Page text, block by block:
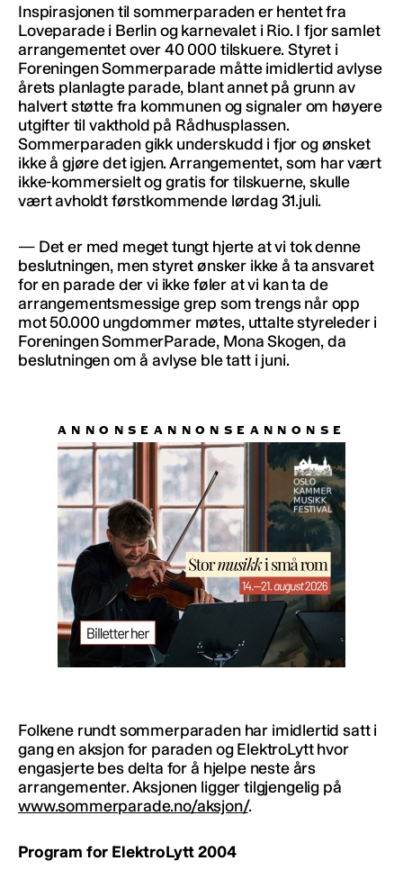
Inspirasjonen til sommerparaden er hentet fra
Loveparade i Berlin og karnevalet i Rio. I fjor samlet
arrangementet over 40 000 tilskuere. Styret i
Foreningen Sommerparade måtte imidlertid avlyse
årets planlagte parade, blant annet på grunn av
halvert støtte fra kommunen og signaler om høyere
utgifter til vakthold på Rådhusplassen.
Sommerparaden gikk underskudd i fjor og ønsket
ikke å gjøre det igjen. Arrangementet, som har vært
ikke-kommersielt og gratis for tilskuerne, skulle
vært avholdt førstkommende lørdag 31.juli.
— Det er med meget tungt hjerte at vi tok denne
beslutningen, men styret ønsker ikke å ta ansvaret
for en parade der vi ikke føler at vi kan ta de
arrangementsmessige grep som trengs når opp
mot 50.000 ungdommer møtes, uttalte styreleder i
Foreningen SommerParade, Mona Skogen, da
beslutningen om å avlyse ble tatt i juni.
Folkene rundt sommerparaden har imidlertid satt i
gang en aksjon for paraden og ElektroLytt hvor
engasjerte bes delta for å hjelpe neste års
arrangementer. Aksjonen ligger tilgjengelig på
www.sommerparade.no/aksjon/.
Program for ElektroLytt 2004